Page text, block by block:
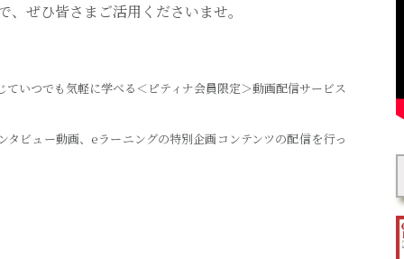
ぜひ皆さまご活用くださいませ。
いつでも気軽に学べる＜ピティナ会員限定＞動画配信サービス
ビュー動画、eラーニングの特別企画コンテンツの配信を行っ